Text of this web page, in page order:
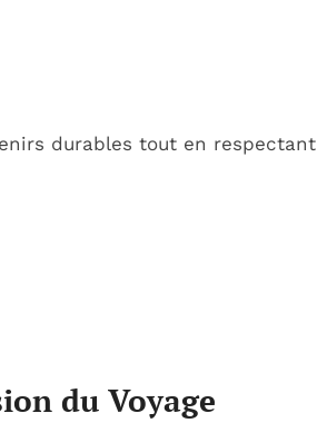
durables tout en respectant
du Voyage